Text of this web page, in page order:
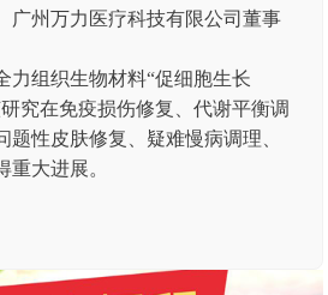
广州万力医疗科技有限公司董事
组织生物材料“促细胞生长
究在免疫损伤修复、代谢平衡调
题性皮肤修复、疑难慢病调理、
重大进展。